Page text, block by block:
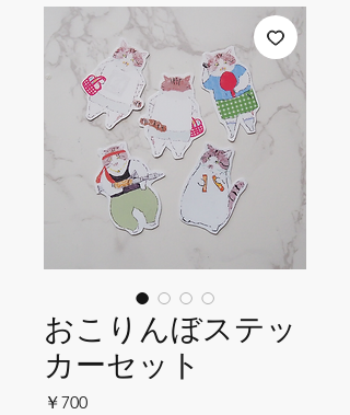
おこりんぼステッ
カーセット
￥700価格